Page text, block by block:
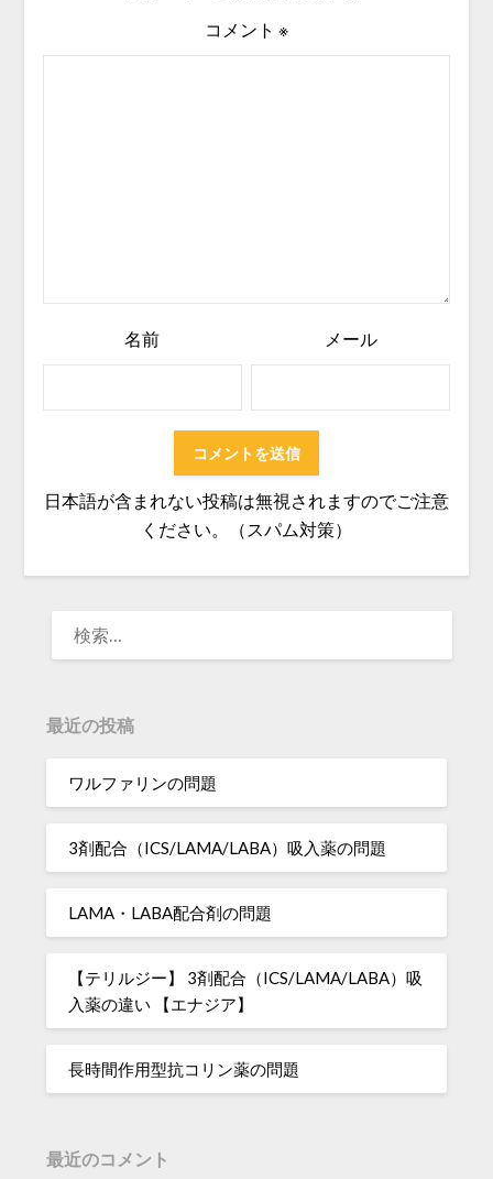
コメント ※
名前 メール
日本語が含まれない投稿は無視されますのでご注意
ください。（スパム対策）
最近の投稿
ワルファリンの問題
3剤配合（ICS/LAMA/LABA）吸入薬の問題
LAMA・LABA配合剤の問題
【テリルジー】 3剤配合（ICS/LAMA/LABA）吸
入薬の違い 【エナジア】
長時間作用型抗コリン薬の問題
最近のコメント